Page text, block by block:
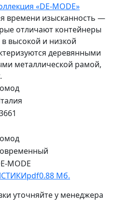
«DE-MODE»
времени изысканность —
отличают контейнеры
высокой и низкой
деревянными
металлической рамой,
MODE
pdf0.88 Мб.
уточняйте у менеджера